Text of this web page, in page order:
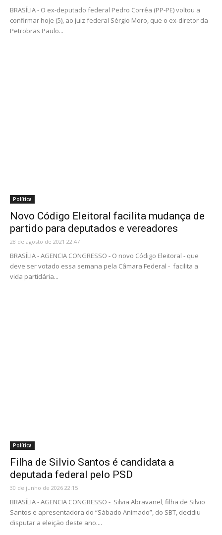
BRASÍLIA - O ex-deputado federal Pedro Corrêa (PP-PE) voltou a
confirmar hoje (5), ao juiz federal Sérgio Moro, que o ex-diretor da
Petrobras Paulo...
Política
Novo Código Eleitoral facilita mudança de
partido para deputados e vereadores
28 de agosto de 2021 22:47
BRASÍLIA - AGENCIA CONGRESSO - O novo Código Eleitoral - que
deve ser votado essa semana pela Câmara Federal - facilita a
vida partidária...
Política
Filha de Silvio Santos é candidata a
deputada federal pelo PSD
30 de junho de 2026 22:15
BRASÍLIA - AGENCIA CONGRESSO - Silvia Abravanel, filha de Silvio
Santos e apresentadora do “Sábado Animado”, do SBT, decidiu
disputar a eleição deste ano....